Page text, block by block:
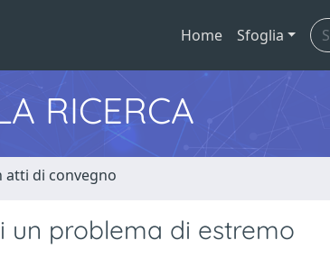
Home Sfoglia
RICERCA
atti di convegno
un problema di estremo